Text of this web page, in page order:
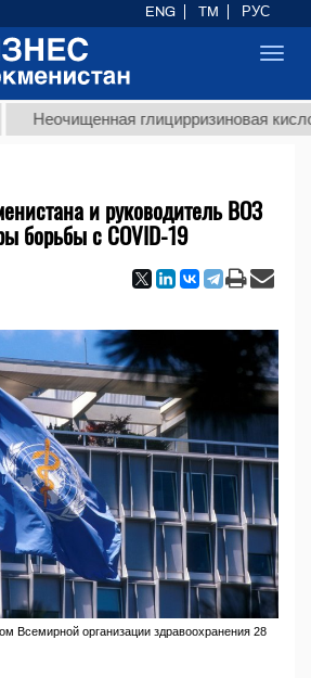
глицирризиновая кислота
и руководитель ВОЗ
борьбы с COVID-19
Всемирной организации здравоохранения 28
ENG TM РУС